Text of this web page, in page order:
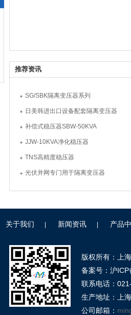
推荐资讯
SG/SBK隔离变压器系列
日美韩进出口设备配套隔离变压器
补偿式稳压器SBW-50KVA
JJW-10KVA净化稳压器
TNS高精度稳压器
光伏并网专门用于隔离变压器
关于我们 新闻资讯 产品
版权所有：上
备案号：沪
联系电话：
生产地址：上
公司邮箱：